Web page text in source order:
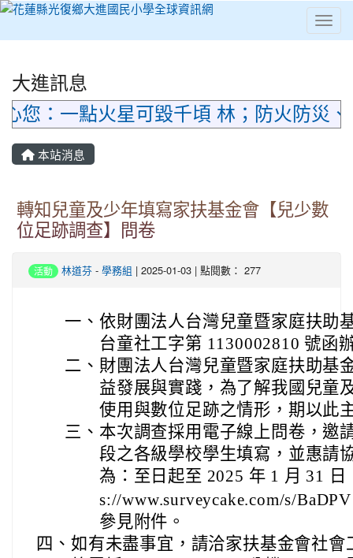
⏸
大進訊息
您：一點火星可毀千頃 林；防火防災、
本站消息
轉知兒童及少年填寫家扶基金會【兒少數
位足跡調查】問卷
活動 林道芬 - 學務組 | 2025-01-03 | 點閱數： 277
一、 依財團法人台灣兒童暨家庭扶助
台童社工字第 1130002810 號函
二、 財團法人台灣兒童暨家庭扶助基
益發展與實踐，為了解我國兒童
使用與數位足跡之情形，期以此
三、 本次調查採用電子線上問卷，邀
段之各級學校學生填寫，並惠請
為：至日起至 2025 年 1 月 31
s://www.surveycake.com/s/
參見附件。
四、 如有未盡事宜，請洽家扶基金會社